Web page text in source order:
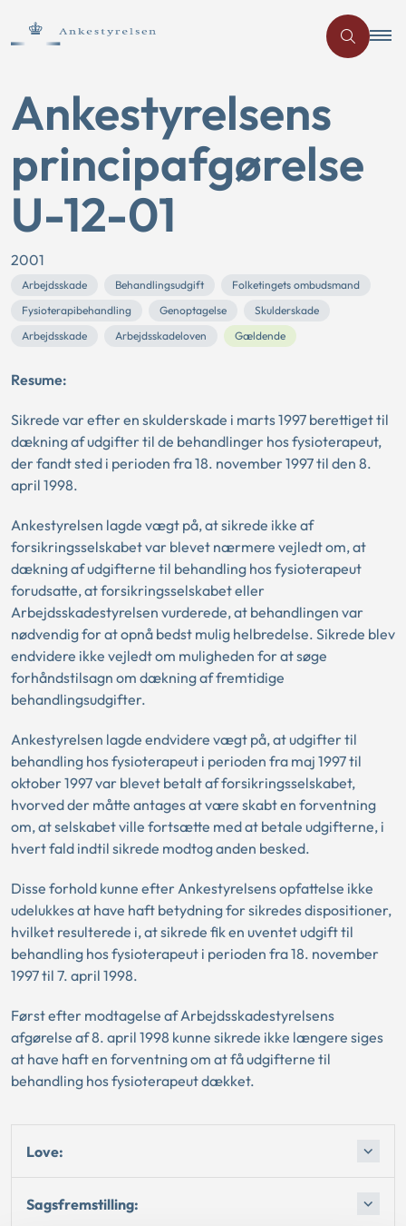
Ankestyrelsens
principafgørelse
U-12-01
2001
Arbejdsskade Behandlingsudgift
Folketingets ombudsmand
Fysioterapibehandling
Genoptagelse
Skulderskade
Arbejdsskade
Arbejdsskadeloven Gældende
Resume:
Sikrede var efter en skulderskade i marts 1997 berettiget til
dækning af udgifter til de behandlinger hos fysioterapeut,
der fandt sted i perioden fra 18. november 1997 til den 8.
april 1998.
Ankestyrelsen lagde vægt på, at sikrede ikke af
forsikringsselskabet var blevet nærmere vejledt om, at
dækning af udgifterne til behandling hos fysioterapeut
forudsatte, at forsikringsselskabet eller
Arbejdsskadestyrelsen vurderede, at behandlingen var
nødvendig for at opnå bedst mulig helbredelse. Sikrede blev
endvidere ikke vejledt om muligheden for at søge
forhåndstilsagn om dækning af fremtidige
behandlingsudgifter.
Ankestyrelsen lagde endvidere vægt på, at udgifter til
behandling hos fysioterapeut i perioden fra maj 1997 til
oktober 1997 var blevet betalt af forsikringsselskabet,
hvorved der måtte antages at være skabt en forventning
om, at selskabet ville fortsætte med at betale udgifterne, i
hvert fald indtil sikrede modtog anden besked.
Disse forhold kunne efter Ankestyrelsens opfattelse ikke
udelukkes at have haft betydning for sikredes dispositioner,
hvilket resulterede i, at sikrede fik en uventet udgift til
behandling hos fysioterapeut i perioden fra 18. november
1997 til 7. april 1998.
Først efter modtagelse af Arbejdsskadestyrelsens
afgørelse af 8. april 1998 kunne sikrede ikke længere siges
at have haft en forventning om at få udgifterne til
behandling hos fysioterapeut dækket.
Love:
Sagsfremstilling: